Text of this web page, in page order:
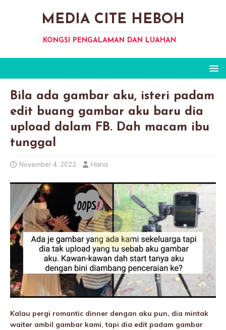
MEDIA CITE HEBOH
KONGSI PENGALAMAN DAN LUAHAN
Bila ada gambar aku, isteri padam
edit buang gambar aku baru dia
upload dalam FB. Dah macam ibu
tunggal
November 4, 2022 Hana
Kalau pergi romantic dinner dengan aku pun, dia mintak
waiter ambil gambar kami, tapi dia edit padam gambar